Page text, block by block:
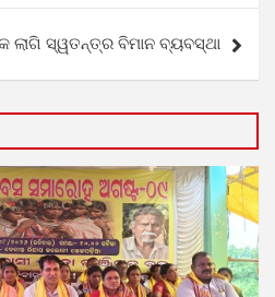
ଲାଗି ସ୍ୱତନ୍ତ୍ର ବିମାନ ବ୍ୟବସ୍ଥା